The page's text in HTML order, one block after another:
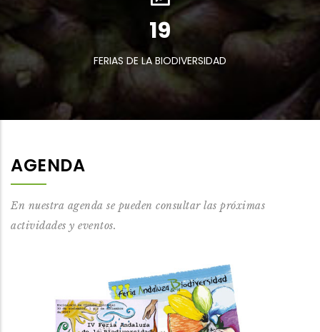
22
FERIAS DE LA BIODIVERSIDAD
AGENDA
En nuestra agenda se pueden consultar las próximas
actividades y eventos.